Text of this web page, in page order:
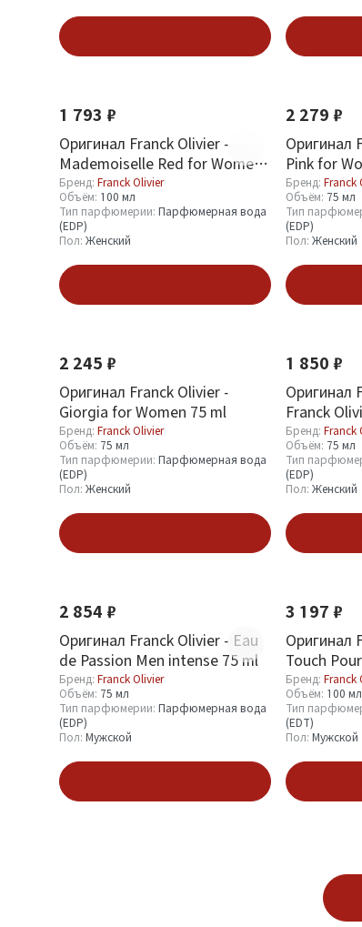
1 793 ₽
Оригинал Franck Olivier -
Mademoiselle Red for Women
100 ml
Бренд: Franck Olivier
Объём: 100 мл
Тип парфюмерии: Парфюмерная вода
(EDP)
Пол: Женский
2 279 ₽
Оригинал
Pink for
Бренд: Franck
Объём: 75 мл
Тип
(EDP)
Пол: Женский
2 245 ₽
Оригинал Franck Olivier -
Giorgia for Women 75 ml
Бренд: Franck Olivier
Объём: 75 мл
Тип парфюмерии: Парфюмерная вода
(EDP)
Пол: Женский
1 850 ₽
Оригинал
Franck
Бренд: Franck
Объём: 75 мл
Тип
(EDP)
Пол: Женский
2 854 ₽
Оригинал Franck Olivier - Eau
de Passion Men intense 75 ml
Бренд: Franck Olivier
Объём: 75 мл
Тип парфюмерии: Парфюмерная вода
(EDP)
Пол: Мужской
3 197 ₽
Оригинал
Touch
Бренд: Franck
Объём: 100 мл
Тип
(EDT)
Пол: Мужской